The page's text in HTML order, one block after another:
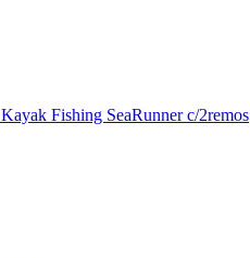
Kayak Fishing SeaRunner c/2remos